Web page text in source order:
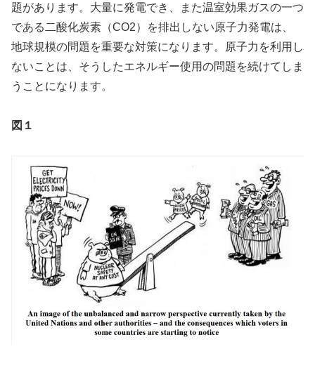
題があります。大量に発電でき、また温室効果ガスの一つ
である二酸化炭素（CO2）を排出しない原子力発電は、
地球規模の問題を重要な対策になります。原子力を利用し
ないことは、そうしたエネルギー使用の問題を続けてしま
うことになります。
図１